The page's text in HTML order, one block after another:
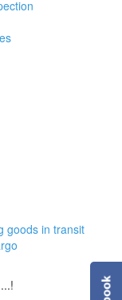
goods in transit